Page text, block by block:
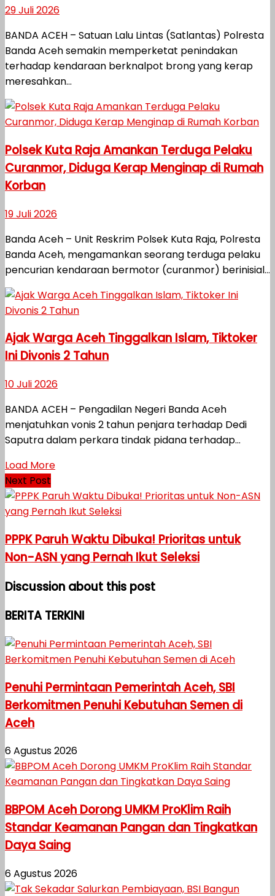
29 Juli 2026
BANDA ACEH – Satuan Lalu Lintas (Satlantas) Polresta
Banda Aceh semakin memperketat penindakan
terhadap kendaraan berknalpot brong yang kerap
meresahkan...
Polsek Kuta Raja Amankan Terduga Pelaku
Curanmor, Diduga Kerap Menginap di Rumah
Korban
19 Juli 2026
Banda Aceh – Unit Reskrim Polsek Kuta Raja, Polresta
Banda Aceh, mengamankan seorang terduga pelaku
pencurian kendaraan bermotor (curanmor) berinisial...
Ajak Warga Aceh Tinggalkan Islam, Tiktoker
Ini Divonis 2 Tahun
10 Juli 2026
BANDA ACEH – Pengadilan Negeri Banda Aceh
menjatuhkan vonis 2 tahun penjara terhadap Dedi
Saputra dalam perkara tindak pidana terhadap...
Load More
Next Post
PPPK Paruh Waktu Dibuka! Prioritas untuk
Non-ASN yang Pernah Ikut Seleksi
Discussion about this post
BERITA TERKINI
Penuhi Permintaan Pemerintah Aceh, SBI
Berkomitmen Penuhi Kebutuhan Semen di
Aceh
6 Agustus 2026
BBPOM Aceh Dorong UMKM ProKlim Raih
Standar Keamanan Pangan dan Tingkatkan
Daya Saing
6 Agustus 2026